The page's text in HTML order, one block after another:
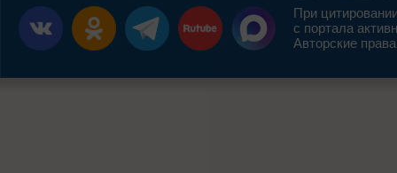
При
с портала
Авторские